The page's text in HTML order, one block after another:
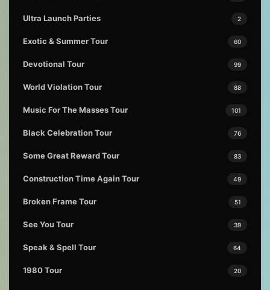
2
Ultra Launch Parties
60
Exotic & Summer Tour
99
Devotional Tour
88
World Violation Tour
101
Music For The Masses Tour
76
Black Celebration Tour
83
Some Great Reward Tour
49
Construction Time Again Tour
51
Broken Frame Tour
39
See You Tour
64
Speak & Spell Tour
20
1980 Tour